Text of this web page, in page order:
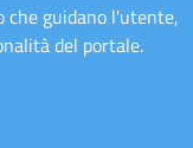
che guidano l'utente,
del portale.